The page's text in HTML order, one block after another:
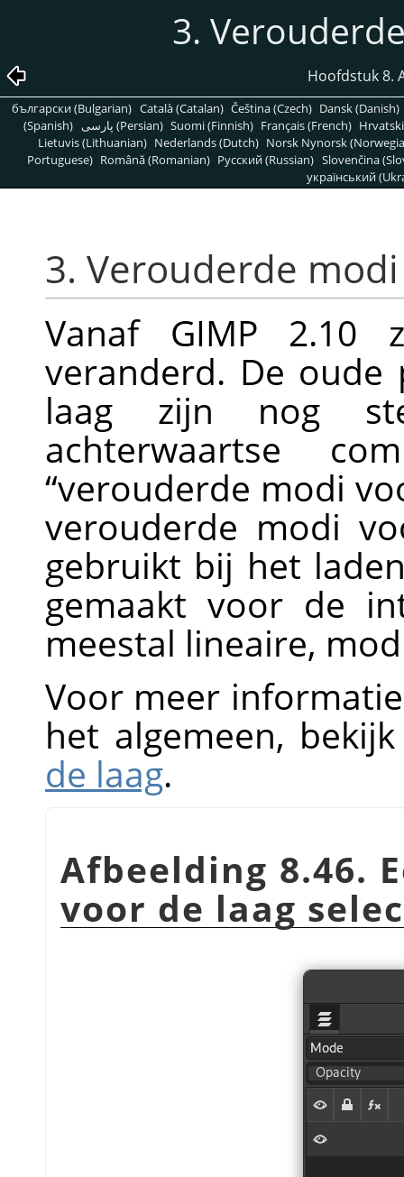
3.
Hoofdstuk 8.
български (Bulgarian) Català (Catalan) Čeština (Czech) Dansk (Danish)
(Spanish)
پارسی (Persian) Suomi (Finnish) Français (French)
Lietuvis (Lithuanian) Nederlands (Dutch) Norsk Nynorsk
Portuguese) Română (Romanian) Pусский (Russian) Slovenčina
український
3. Verouderde
Vanaf GIMP 2.10
veranderd. De
laag zijn nog
achterwaartse
“verouderde modi
verouderde modi
gebruikt bij het
gemaakt voor de
meestal lineaire,
Voor meer
het algemeen,
de laag.
Afbeelding 8.46.
voor de laag